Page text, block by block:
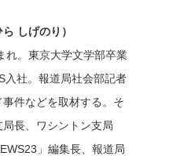
しげのり）
れ。東京大学文学部卒業
入社。報道局社会部記者
件などを取材する。そ
長、ワシントン支局
」編集長、報道局